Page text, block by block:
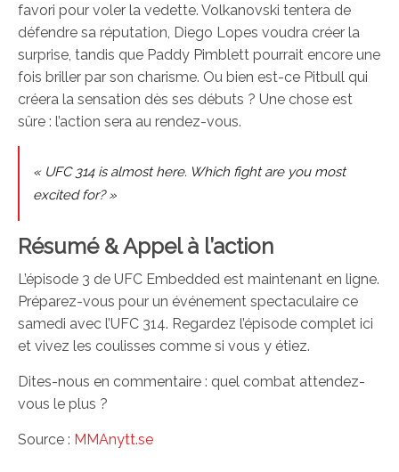
favori pour voler la vedette. Volkanovski tentera de
défendre sa réputation, Diego Lopes voudra créer la
surprise, tandis que Paddy Pimblett pourrait encore une
fois briller par son charisme. Ou bien est-ce Pitbull qui
créera la sensation dès ses débuts ? Une chose est
sûre : l’action sera au rendez-vous.
« UFC 314 is almost here. Which fight are you most
excited for? »
Résumé & Appel à l’action
L’épisode 3 de UFC Embedded est maintenant en ligne.
Préparez-vous pour un événement spectaculaire ce
samedi avec l’UFC 314. Regardez l’épisode complet ici
et vivez les coulisses comme si vous y étiez.
Dites-nous en commentaire : quel combat attendez-
vous le plus ?
Source : MMAnytt.se